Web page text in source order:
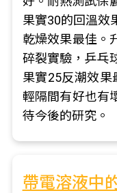
果實30的回溫效
乾燥效果最佳。
碎裂實驗，乒乓
果實25反潮效
輕隔間有好也有
待今後的研究。
帶電溶液中